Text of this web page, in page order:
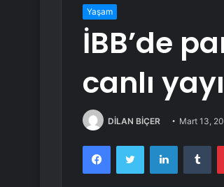
Yaşam
İBB’de
canlı
DİLAN BİÇER Mart 13,
FacebookTwitter LinkedIn